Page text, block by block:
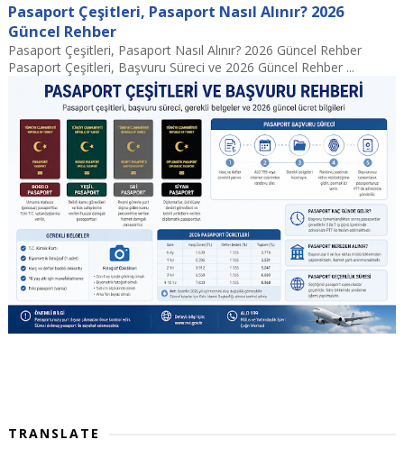
Pasaport Çeşitleri, Pasaport Nasıl Alınır? 2026
Güncel Rehber
Pasaport Çeşitleri, Pasaport Nasıl Alınır? 2026 Güncel Rehber
Pasaport Çeşitleri, Başvuru Süreci ve 2026 Güncel Rehber ...
TRANSLATE